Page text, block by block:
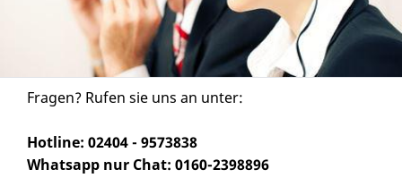
Fragen? Rufen sie uns an unter:
Hotline: 02404 - 9573838
Whatsapp nur Chat: 0160-2398896